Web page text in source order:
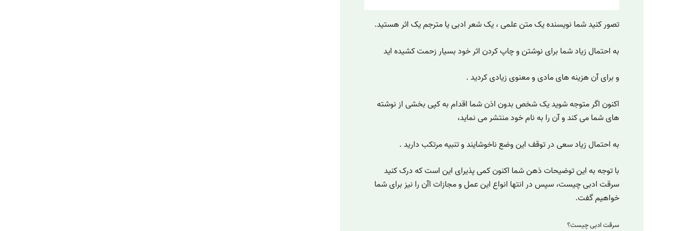
تصور کنید شما نویسنده یک متن علمی ، یک شعر ادبی یا مترجم یک اثر هستید.
به احتمال زیاد شما برای نوشتن و چاپ کردن اثر خود بسیار زحمت کشیده اید
و برای آن هزینه های مادی و معنوی زیادی کردید .
اکنون اگر متوجه شوید یک شخص بدون اذن شما اقدام به کپی بخشی از نوشته
های شما می کند و آن را به نام خود منتشر می نماید،
به احتمال زیاد سعی در توقف این وضع ناخوشایند و تنبیه مرتکب دارید .
با توجه به این توضیحات ذهن شما اکنون کمی پذیرای این است که درک کنید
سرقت ادبی چیست، سپس در انتها انواع این عمل و مجازات اآن را نیز برای شما
خواهیم گفت.
سرقت ادبی چیست؟